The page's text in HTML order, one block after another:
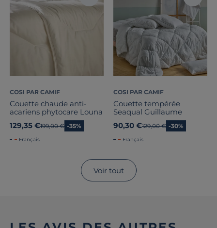
COSI PAR CAMIF
Couette chaude anti-
acariens phytocare Louna
129,35 €Ancien prix
199,00 € -35%
Français
COSI PAR CAMIF
Couette tempérée
Seaqual Guillaume
90,30 €Ancien prix
129,00 € -30%
Français
Voir tout